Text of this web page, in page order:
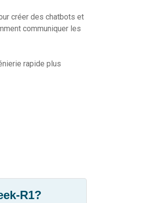
créer des chatbots et
communiquer les
rapide plus
R1?